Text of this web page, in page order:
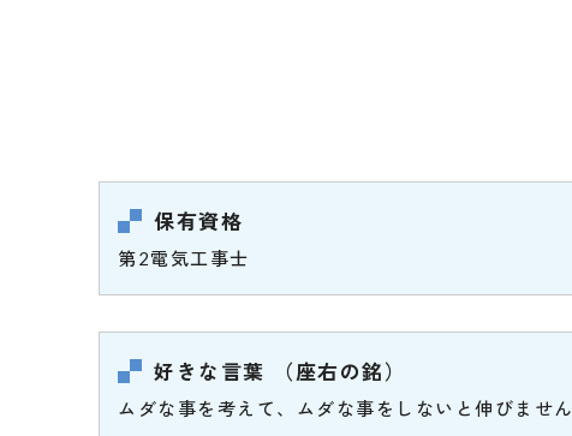
保有資格
第2電気工事士
好きな言葉 （座右の銘）
ムダな事を考えて、ムダな事をしないと伸びません